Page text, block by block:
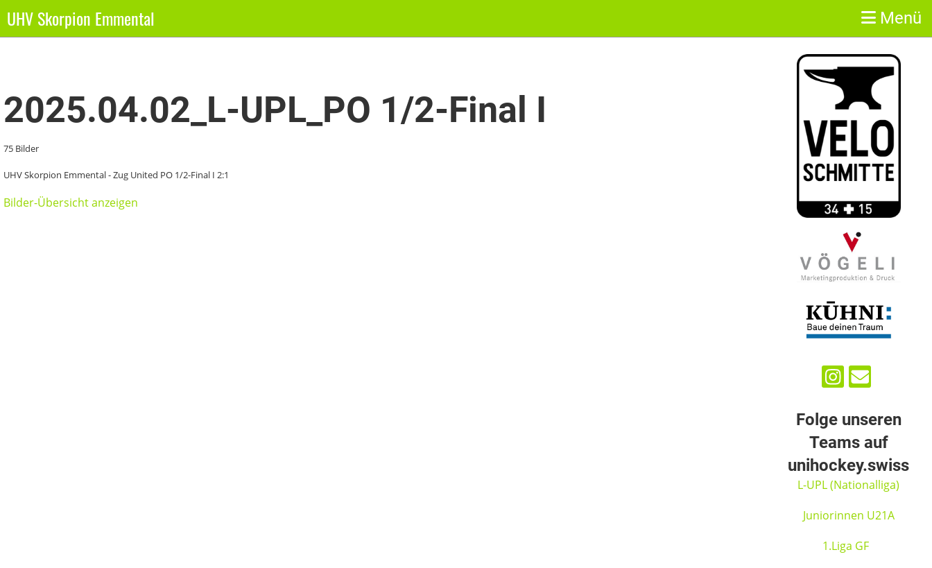
UHV Skorpion Emmental Menü
Zurück
2025.04.02_L-UPL_PO 1/2-Final I
75 Bilder
UHV Skorpion Emmental - Zug United PO 1/2-Final I 2:1
Bilder-Übersicht anzeigen
Folge unseren
Teams auf
unihockey.swiss
L-UPL (Nationalliga)
Juniorinnen U21A
1.Liga GF